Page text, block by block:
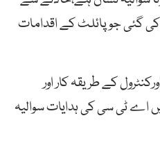
گئی جو پائلٹ کے اقدامات
کے طریقہ کار اور
ٹی سی کی ہدایات سوالیہ